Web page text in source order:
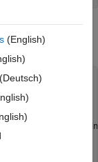
를 재설정합니다.
=
(English)
(Deutsch)